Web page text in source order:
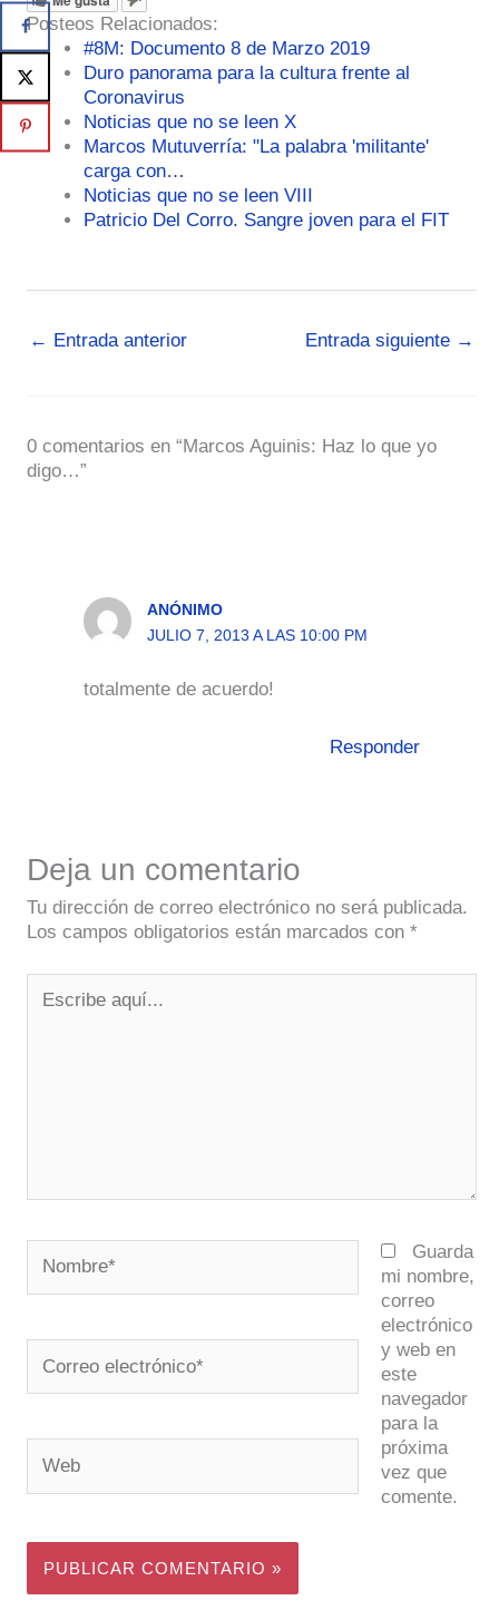
Posteos Relacionados:
#8M: Documento 8 de Marzo 2019
Duro panorama para la cultura frente al
Coronavirus
Noticias que no se leen X
Marcos Mutuverría: "La palabra 'militante'
carga con…
Noticias que no se leen VIII
Patricio Del Corro. Sangre joven para el FIT
← Entrada anterior Entrada siguiente →
0 comentarios en “Marcos Aguinis: Haz lo que yo
digo…”
ANÓNIMO
JULIO 7, 2013 A LAS 10:00 PM
totalmente de acuerdo!
Responder
Deja un comentario
Tu dirección de correo electrónico no será publicada.
Los campos obligatorios están marcados con *
aquí...
electrónico*
Guarda
mi nombre,
correo
electrónico
y web en
este
navegador
para la
próxima
vez que
comente.